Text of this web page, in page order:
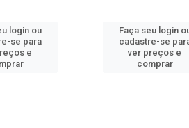
login ou
se para
e
Faça seu login
cadastre-se
ver preços e
comprar